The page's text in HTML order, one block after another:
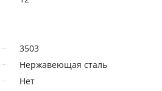
3503
Нержавеющая сталь
Нет